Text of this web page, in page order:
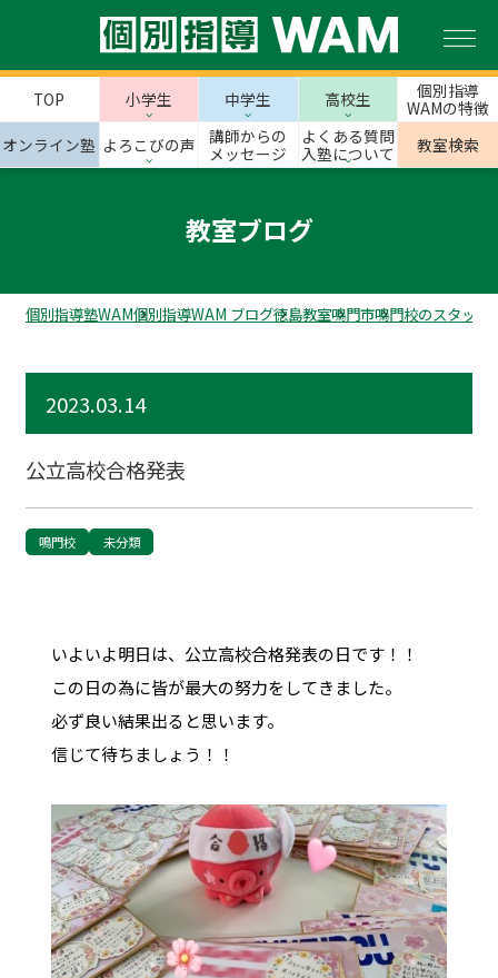
TOP 小学生 中学生 高校生
個別指導
WAMの特徴
オンライン塾 よろこびの声
講師からの
メッセージ
よくある質問
入塾について
教室検索
教室ブログ
個別指導塾WAM個別指導WAM ブログ徳島教室鳴門市鳴門校のスタッフ
2023.03.14
公立高校合格発表
鳴門校 未分類
いよいよ明日は、公立高校合格発表の日です！！
この日の為に皆が最大の努力をしてきました。
必ず良い結果出ると思います。
信じて待ちましょう！！